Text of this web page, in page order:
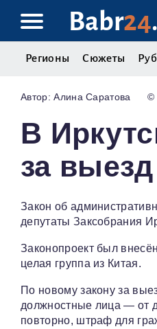
Babr24
Регионы Сюжеты
Алина Саратова ©
В
за
Закон об
депутаты Заксобрания
Законопроект был
целая группа из Китая.
По новому закону за
должностные лица — от
повторно, штраф для